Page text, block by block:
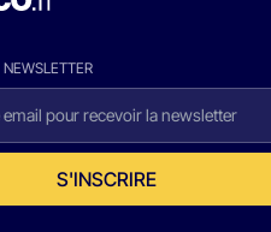
S'INSCRIRE